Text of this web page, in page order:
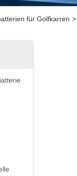
für Golfkarren >